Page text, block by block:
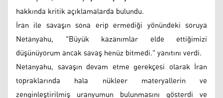
hakkında kritik açıklamalarda bulundu.
İran ile savaşın sona erip ermediği yönündeki soruya
Netanyahu, "Büyük kazanımlar elde ettiğimizi
düşünüyorum ancak savaş henüz bitmedi." yanıtını verdi.
Netanyahu, savaşın devam etme gerekçesi olarak İran
topraklarında hala nükleer materyallerin ve
zenginleştirilmiş uranyumun bulunmasını gösterdi ve